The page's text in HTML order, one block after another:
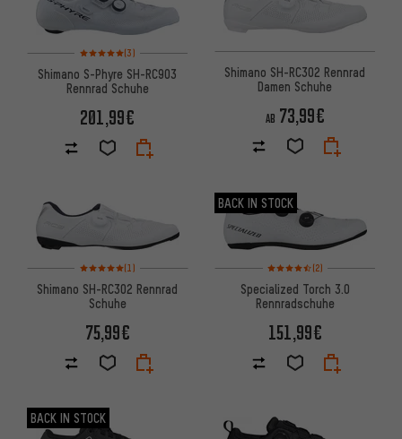
Bewertungen: 5 von 5 basierend auf 3 Bewertungen
(3)
Shimano S-Phyre SH-RC903
Rennrad Schuhe
201,99€
Shimano SH-RC302 Rennrad
Damen Schuhe
AB 73,99€
Bewertungen: 5 von 5 basierend auf 1 Bewertungen
(1)
Shimano SH-RC302 Rennrad
Schuhe
75,99€
BACK IN STOCK
Bewertungen: 4,5 von 5
(2)
Specialized Torch 3.0
Rennradschuhe
151,99€
BACK IN STOCK